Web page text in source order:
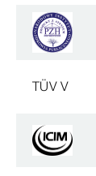
TÜV V